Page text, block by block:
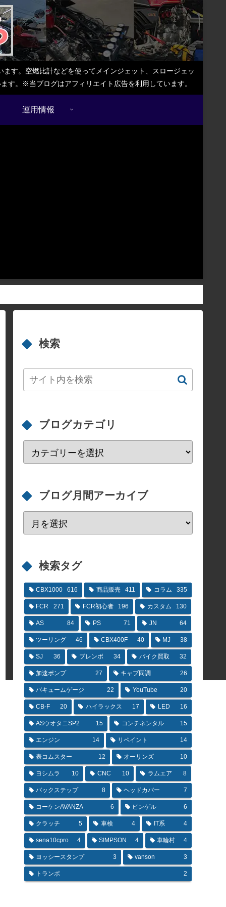
す。空燃比計などを使ってメインジェット、スロージェッ
す。※当ブログはアフィリエイト広告を利用しています。
運用情報
検索
ブログカテゴリ
ブログ月間アーカイブ
検索タグ
CBX1000 616 商品販売 411 コラム 335
FCR 271 FCR初心者 196 カスタム 130
AS 84 PS 71 JN 64
ツーリング 46 CBX400F 40 MJ 38
SJ 36 ブレンボ 34 バイク買取 32
加速ポンプ 27 キャブ同調 26
バキュームゲージ 22 YouTube 20
CB-F 20 ハイラックス 17 LED 16
ASウオタニSP2 15 コンチネンタル 15
エンジン 14 リペイント 14
表コムスター 12 オーリンズ 10
ヨシムラ 10 CNC 10 ラムエア 8
バックステップ 8 ヘッドカバー 7
コーケンAVANZA 6 ピンゲル 6
クラッチ 5 車検 4 IT系 4
sena10cpro 4 SIMPSON 4 車輪村 4
ヨッシースタンプ 3 vanson 3
トランポ 2